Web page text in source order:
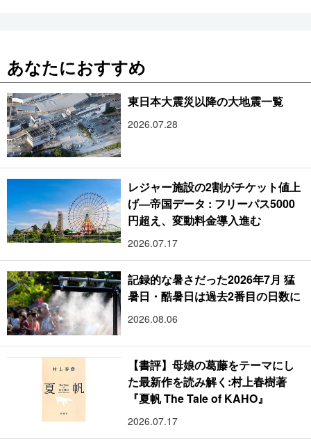
あなたにおすすめ
東日本大震災以降の大地震一覧
2026.07.28
レジャー施設の2割がチケット値上
げ―帝国データ : フリーパス5000
円超え、変動料金導入進む
2026.07.17
記録的な暑さだった2026年7月 猛
暑日・酷暑日は過去2番目の日数に
2026.08.06
【書評】母娘の葛藤をテーマにし
た最新作を読み解く:村上春樹著
『夏帆 The Tale of KAHO』
2026.07.17